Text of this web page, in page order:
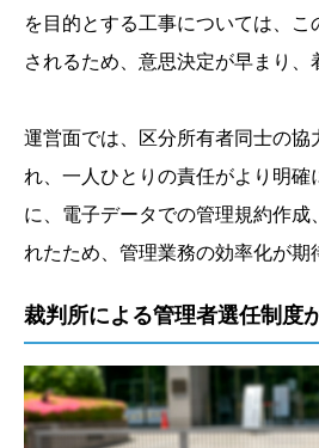
を目的とする工事については、こ
されるため、意思決定が早まり、
運営面では、区分所有者同士の協
れ、一人ひとりの責任がより明確
に、電子データでの管理規約作成
れたため、管理業務の効率化が期
裁判所による管理者選任制度